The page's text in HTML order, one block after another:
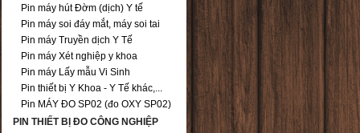
Pin máy hút Đờm (dịch) Y tế
Pin máy soi đáy mắt, máy soi tai
Pin máy Truyền dịch Y Tế
Pin máy Xét nghiệp y khoa
Pin máy Lấy mẫu Vi Sinh
Pin thiết bị Y Khoa - Y Tế khác,...
Pin MÁY ĐO SP02 (đo OXY SP02)
PIN THIẾT BỊ ĐO CÔNG NGHIỆP